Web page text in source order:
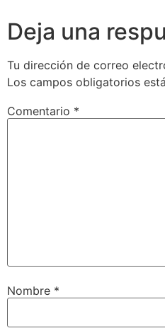
Deja una
Tu dirección de correo
Los campos obligatorios
Comentario *
Nombre *